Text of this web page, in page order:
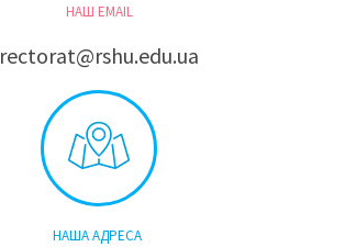
НАШ EMAIL
rectorat@rshu.edu.ua
НАША АДРЕСА